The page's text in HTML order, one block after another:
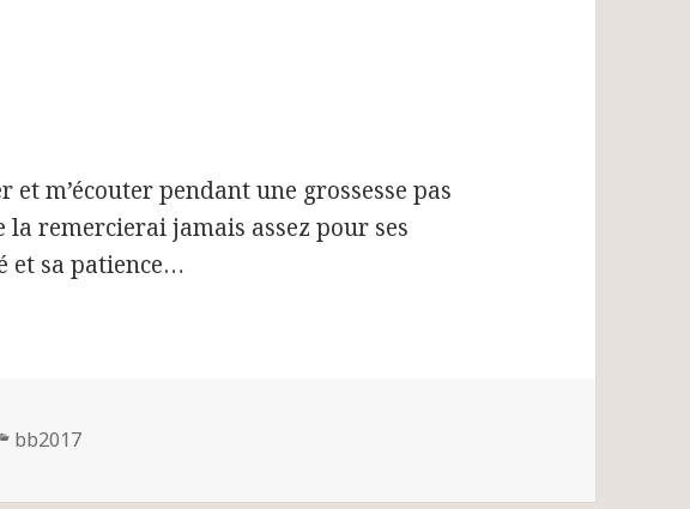
et m’écouter pendant une grossesse pas
la remercierai jamais assez pour ses
et sa patience…
Catégories
bb2017